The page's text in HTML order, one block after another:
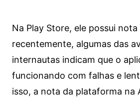
Na Play Store, ele possui nota
recentemente, algumas das
internautas indicam que o
funcionando com falhas e
isso, a nota da plataforma na